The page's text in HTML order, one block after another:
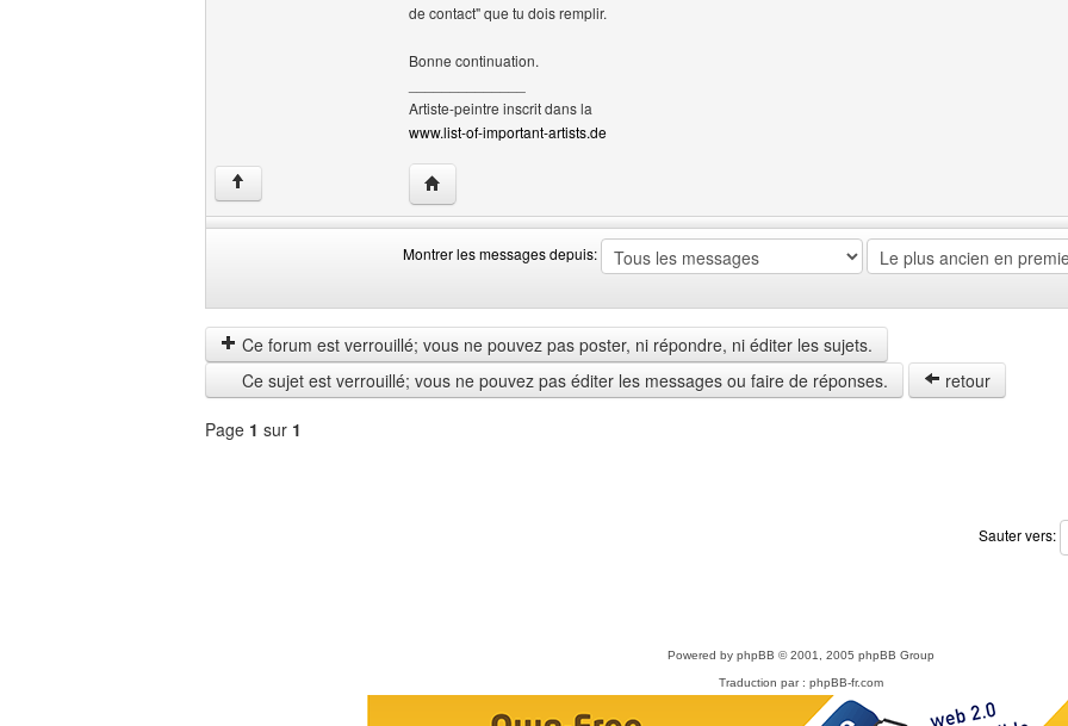
de contact" que tu dois remplir.
Bonne continuation.
Artiste-peintre inscrit dans la
www.list-of-important-artists.de
↑ Visiter le site web de l'utilisateur: lsdreams
Montrer les messages depuis:
les
messages
depuis
by
Ce forum est verrouillé; vous ne pouvez pas poster, ni répondre, ni éditer les sujets.
Ce sujet est verrouillé; vous ne pouvez pas éditer les messages ou faire de réponses.
retour
Page 1 sur 1
Sauter vers:
Powered by phpBB © 2001, 2005 phpBB Group
Traduction par : phpBB-fr.com